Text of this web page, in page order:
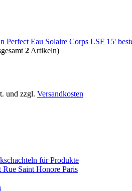
Perfect Eau Solaire Corps LSF 15'
2 Artikeln)
und zzgl. Versandkosten
für Produkte
Saint Honore Paris